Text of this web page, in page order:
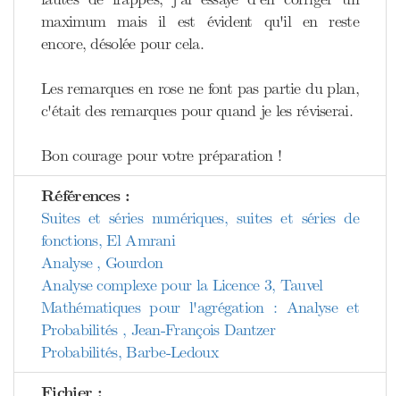
maximum mais il est évident qu'il en reste
encore, désolée pour cela.
Les remarques en rose ne font pas partie du plan,
c'était des remarques pour quand je les réviserai.
Bon courage pour votre préparation !
Références :
Suites et séries numériques, suites et séries de
fonctions, El Amrani
Analyse , Gourdon
Analyse complexe pour la Licence 3, Tauvel
Mathématiques pour l'agrégation : Analyse et
Probabilités , Jean-François Dantzer
Probabilités, Barbe-Ledoux